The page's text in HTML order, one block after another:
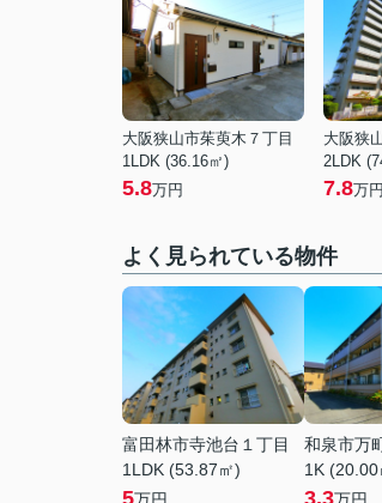
大阪狭山市茱萸木７丁目
1LDK (36.16㎡)
5.8万円
大阪狭
2LDK
7.8万円
よく見られている物件
富田林市寺池台１丁目
1LDK (53.87㎡)
5
和泉市万
1K (20.00
3.3